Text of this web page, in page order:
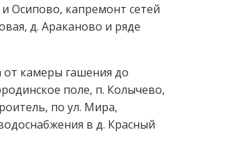
Осипово, капремонт сетей
д. Араканово и ряде
камеры гашения до
поле, п. Колычево,
по ул. Мира,
в д. Красный